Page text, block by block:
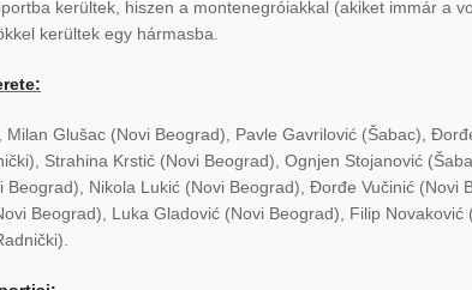
kerültek, hiszen a montenegróiakkal (akiket immár a
kerültek egy hármasba.
Glušac (Novi Beograd), Pavle Gavrilović (Šabac),
Strahina Krstić (Novi Beograd), Ognjen Stojanović
Beograd), Nikola Lukić (Novi Beograd), Đorđe Vučinić (Novi
Beograd), Luka Gladović (Novi Beograd), Filip Novaković